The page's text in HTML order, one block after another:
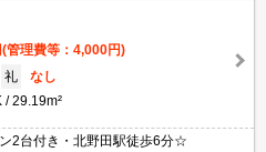
(管理費等：4,000円)
礼
なし
29.19m²
2台付き・北野田駅徒歩6分☆